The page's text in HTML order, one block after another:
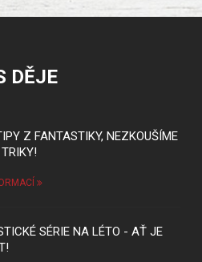
DĚJE
Z FANTASTIKY, NEZKOUŠÍME
SÉRIE NA LÉTO - AŤ JE